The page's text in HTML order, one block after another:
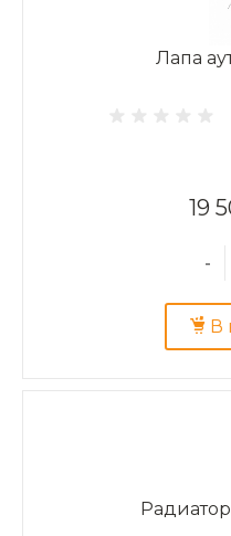
Лапа
19
-
В